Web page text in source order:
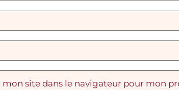
site dans le navigateur pour mon